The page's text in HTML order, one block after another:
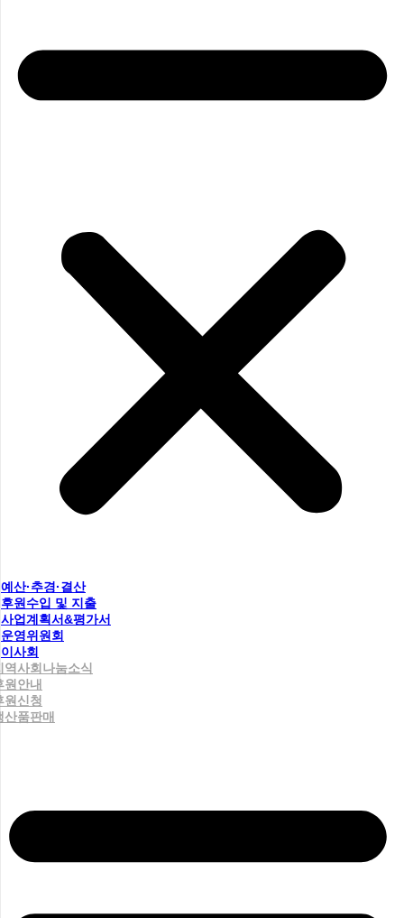
예산·추경·결산
후원수입 및 지출
사업계획서&평가서
운영위원회
이사회
역사회나눔소식
원안내
원신청
산품판매